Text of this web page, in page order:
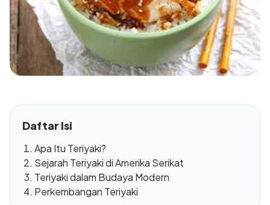
Daftar Isi
Apa Itu Teriyaki?
Sejarah Teriyaki di Amerika Serikat
Teriyaki dalam Budaya Modern
Perkembangan Teriyaki